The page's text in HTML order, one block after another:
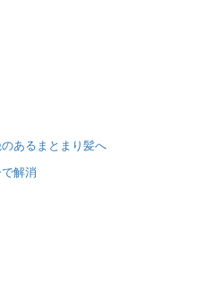
あるまとまり髪へ
解消